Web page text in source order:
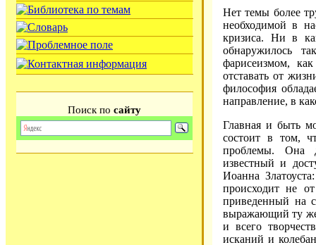
Поиск по сайту
Нет темы более
необходимой в
кризиса. Ни в
обнаружилось
фарисеизмом,
отставать от
философия
направление, в
Главная и быть
состоит в том,
проблемы. Она
известный и
Иоанна
происходит не
приведенный на
выражающий ту же
и всего
исканий и